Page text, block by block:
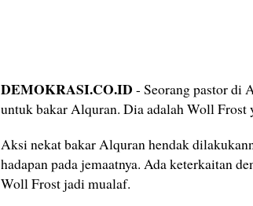
DEMOKRASI.CO.ID - Seorang pastor di
untuk bakar Alquran. Dia adalah Woll
Aksi nekat bakar Alquran hendak
hadapan pada jemaatnya. Ada keterkaitan
Woll Frost jadi mualaf.